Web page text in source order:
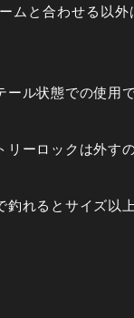
ムと合わせる以
ル状態での使用で
ーロックは外すの
れるとサイズ以